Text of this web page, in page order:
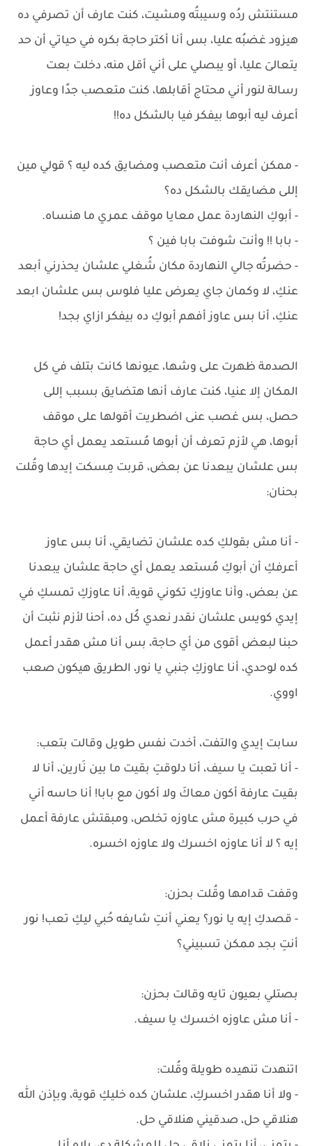
مستنتش ردُه وسيبتُه ومشيت، كنت عارف أن تصرفي ده
هيزود غضبُه عليا، بس أنا أكتر حاجة بكره في حياتي أن حد
يتعالىَ عليا، أو يبصلي على أني أقل منه، دخلت بعت
رسالة لنور أني محتاج أقابلها، كنت متعصب جدًا وعاوز
أعرف ليه أبوها بيفكر فيا بالشكل ده!!
- ممكن أعرف أنت متعصب ومضايق كده ليه ؟ قولي مين
إللى مضايقك بالشكل ده؟
- أبوكِ النهاردة عمل معايا موقف عمري ما هنساه.
- بابا !! وأنت شوفت بابا فين ؟
- حضرتُه جالي النهاردة مكان شُغلي علشان يحذرني أبعد
عنكِ، لا وكمان جاي يعرض عليا فلوس بس علشان ابعد
عنكِ، أنا بس عاوز أفهم أبوكِ ده بيفكر ازاي بجد!
الصدمة ظهرت على وشها، عيونها كانت بتلف في كل
المكان إلا عنيا، كنت عارف أنها هتضايق بسبب إللى
حصل، بس غصب عنى اضطريت أقولها على موقف
أبوها، هي لأزم تعرف أن أبوها مُستعد يعمل أي حاجة
بس علشان يبعدنا عن بعض، قربت مِسكت إيدها وقُلت
بحنان:
- أنا مش بقولكِ كده علشان تضايقي، أنا بس عاوز
أعرفكِ أن أبوكِ مُستعد يعمل أي حاجة علشان يبعدنا
عن بعض، وأنا عاوزكِ تكوني قوية، أنا عاوزكِ تمسكِ في
إيدي كويس علشان نقدر نعدي كُل ده، أحنا لأزم نثبت أن
حبنا لبعض أقوى من أي حاجة، بس أنا مش هقدر أعمل
كده لوحدي، أنا عاوزكِ جنبي يا نور، الطريق هيكون صعب
اووي.
سابت إيدي والتفت، أخدت نفس طويل وقالت بتعب:
- أنا تعبت يا سيف، أنا دلوقتِ بقيت ما بين نَارين، أنا لا
بقيت عارفة أكون معاكَ ولا أكون مع بابا! أنا حاسه أني
في حرب كبيرة مش عاوزه تخلص، ومبقتش عارفة أعمل
إيه ؟ لا أنا عاوزه اخسرك ولا عاوزه اخسره.
وقفت قدامها وقُلت بحزن:
- قصدكِ إيه يا نور؟ يعني أنتِ شايفه حُبي ليكِ تعب! نور
أنتِ بجد ممكن تسبيني؟
بصتلي بعيون تايه وقالت بحزن:
- أنا مش عاوزه اخسرك يا سيف.
اتنهدت تنهيده طويلة وقُلت:
- ولا أنا هقدر اخسركِ، علشان كده خليكِ قوية، وبإذن الله
هنلاقي حل، صدقيني هنلاقي حل.